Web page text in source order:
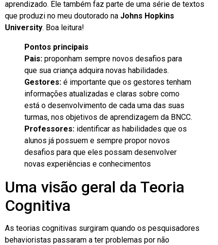
aprendizado. Ele também faz parte de uma série de textos
que produzi no meu doutorado na Johns Hopkins
University. Boa leitura!
Pontos principais
Pais: proponham sempre novos desafios para
que sua criança adquira novas habilidades.
Gestores: é importante que os gestores tenham
informações atualizadas e claras sobre como
está o desenvolvimento de cada uma das suas
turmas, nos objetivos de aprendizagem da BNCC.
Professores: identificar as habilidades que os
alunos já possuem e sempre propor novos
desafios para que eles possam desenvolver
novas experiências e conhecimentos
Uma visão geral da Teoria
Cognitiva
As teorias cognitivas surgiram quando os pesquisadores
behavioristas passaram a ter problemas por não